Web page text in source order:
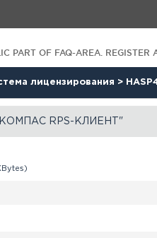
PART OF FAQ-AREA. REGISTER
лицензирования >
RPS-КЛИЕНТ"